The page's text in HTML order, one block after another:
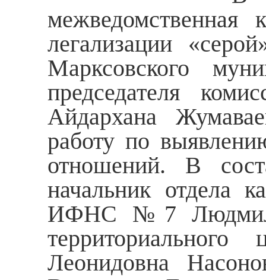
межведомственная
легализации
Марксовского
председателя
Айдархана
работу по
отношений. В
начальник отдела
ИФНС №7 Людмила
Леонидовна